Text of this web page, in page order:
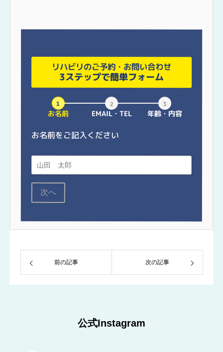
リハビリのご予約・お問い合わせ
3ステップで簡単フォーム
お名前 EMAIL・TEL 年齢・内容
お名前をご記入ください
次へ
前の記事 次の記事
公式Instagram